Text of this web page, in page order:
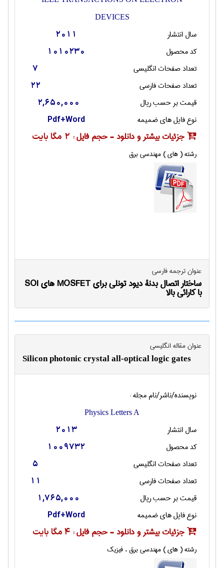
DEVICES
سال انتشار 2011
کد محصول 1010230
تعداد صفحات انگليسی 7
تعداد صفحات فارسی 22
قیمت بر حسب ریال 2,650,000
نوع فایل های ضمیمه Pdf+Word
جزئیات بیشتر و دانلود - حجم فایل : 2 مگا بایت
رشته ( های ) مهندسی برق
عنوان ترجمه فارسی
ساختار اتصال بدنۀ دیود تونلی برای MOSFET های SOI
با کارائی بالا
عنوان مقاله انگليسی
Silicon photonic crystal all-optical logic gates
نویسنده/ناشر/نام مجله :
Physics Letters A
سال انتشار 2013
کد محصول 1009732
تعداد صفحات انگليسی 5
تعداد صفحات فارسی 11
قیمت بر حسب ریال 1,765,000
نوع فایل های ضمیمه Pdf+Word
جزئیات بیشتر و دانلود - حجم فایل : 4 مگا بایت
رشته ( های ) مهندسی برق ، فیزیک